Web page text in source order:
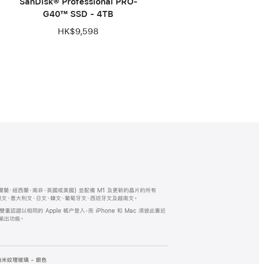
G40™ SSD - 4TB
HK$9,598
紐西蘭、南非、英國或美國) 並配備 M1 及更新的晶片的所有
意大利文、日文、韓文、葡萄牙文、西班牙文及越南文。
認證以相同的 Apple 帳户登入，而 iPhone 和 Mac 須彼此靠近
功能。
紋理玻璃 - 銀色